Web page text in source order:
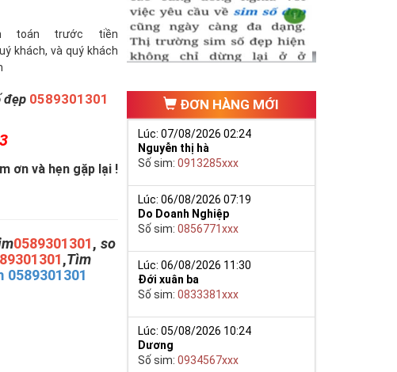
toán trước tiền
khách, và quý khách
đẹp 0589301301
ơn và hẹn gặp lại !
0589301301, so
,Tìm
0589301301
ĐƠN HÀNG MỚI
Lúc: 07/08/2026 02:24
Nguyễn thị hà
Số sim:0913285xxx
Lúc: 06/08/2026 07:19
Do Doanh Nghiệp
Số sim:0856771xxx
Lúc: 06/08/2026 11:30
Đới xuân ba
Số sim:0833381xxx
Lúc: 05/08/2026 10:24
Dương
Số sim:0934567xxx